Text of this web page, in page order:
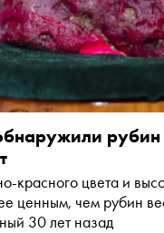
рубин
красного цвета и
ценным, чем рубин
30 лет назад